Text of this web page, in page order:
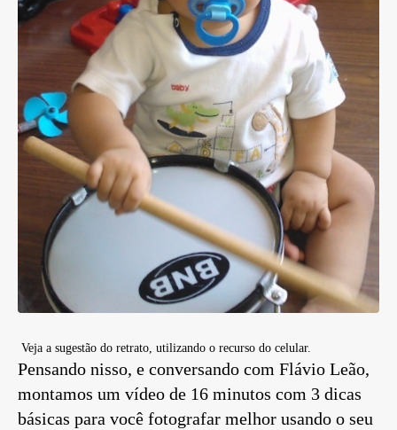
Veja a sugestão do retrato, utilizando o recurso do celular.
Pensando nisso, e conversando com Flávio Leão,
montamos um vídeo de 16 minutos com 3 dicas
básicas para você fotografar melhor usando o seu